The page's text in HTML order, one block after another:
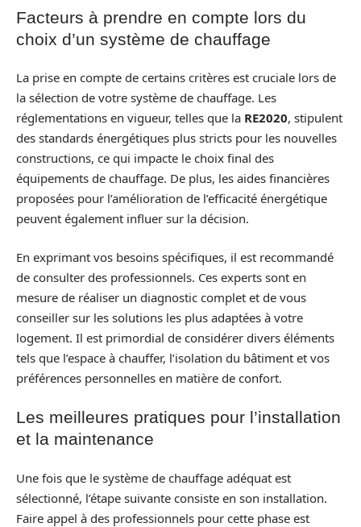
Facteurs à prendre en compte lors du
choix d’un système de chauffage
La prise en compte de certains critères est cruciale lors de
la sélection de votre système de chauffage. Les
réglementations en vigueur, telles que la RE2020, stipulent
des standards énergétiques plus stricts pour les nouvelles
constructions, ce qui impacte le choix final des
équipements de chauffage. De plus, les aides financières
proposées pour l’amélioration de l’efficacité énergétique
peuvent également influer sur la décision.
En exprimant vos besoins spécifiques, il est recommandé
de consulter des professionnels. Ces experts sont en
mesure de réaliser un diagnostic complet et de vous
conseiller sur les solutions les plus adaptées à votre
logement. Il est primordial de considérer divers éléments
tels que l’espace à chauffer, l’isolation du bâtiment et vos
préférences personnelles en matière de confort.
Les meilleures pratiques pour l’installation
et la maintenance
Une fois que le système de chauffage adéquat est
sélectionné, l’étape suivante consiste en son installation.
Faire appel à des professionnels pour cette phase est